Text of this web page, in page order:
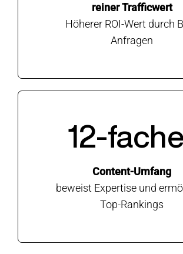
reiner Trafficwert
Höherer ROI-Wert durch
Anfragen
12-
Content-Umfang
beweist Expertise und
Top-Rankings